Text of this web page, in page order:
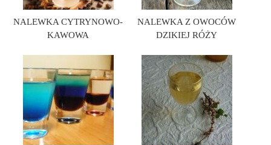
NALEWKA CYTRYNOWO-
KAWOWA
NALEWKA Z OWOCÓW
DZIKIEJ RÓŻY